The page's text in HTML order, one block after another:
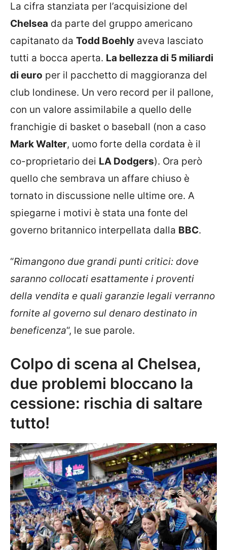
La cifra stanziata per l’acquisizione del
Chelsea da parte del gruppo americano
capitanato da Todd Boehly aveva lasciato
tutti a bocca aperta. La bellezza di 5 miliardi
di euro per il pacchetto di maggioranza del
club londinese. Un vero record per il pallone,
con un valore assimilabile a quello delle
franchigie di basket o baseball (non a caso
Mark Walter, uomo forte della cordata è il
co-proprietario dei LA Dodgers). Ora però
quello che sembrava un affare chiuso è
tornato in discussione nelle ultime ore. A
spiegarne i motivi è stata una fonte del
governo britannico interpellata dalla BBC.
“Rimangono due grandi punti critici: dove
saranno collocati esattamente i proventi
della vendita e quali garanzie legali verranno
fornite al governo sul denaro destinato in
beneficenza“, le sue parole.
Colpo di scena al Chelsea,
due problemi bloccano la
cessione: rischia di saltare
tutto!